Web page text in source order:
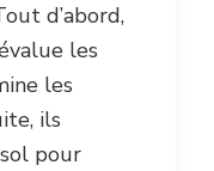
d’abord,
les
les
ils
pour